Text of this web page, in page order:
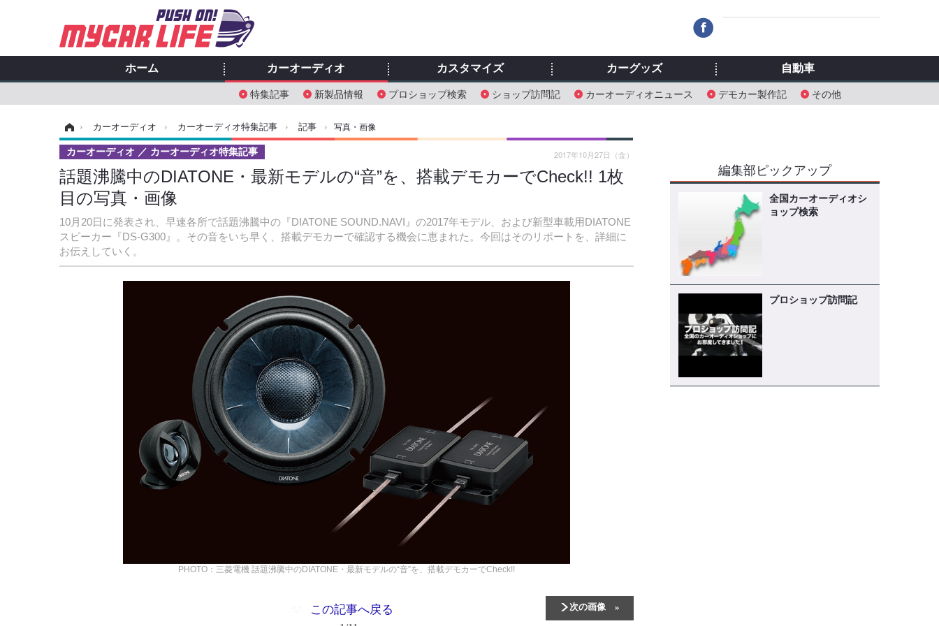
ホーム カーオーディオ
特集記事 新製品情報 プロショップ検索 ショップ訪問記 カーオーディオニュース デモカー製作記 その他
カスタマイズ カーグッズ 自動車
› カーオーディオ › カーオーディオ特集記事 › 記事 › 写真・画像
話題沸騰中のDIATONE・最新モデルの“音”を、搭載デモカーでCheck!! 1枚
目の写真・画像
10月20日に発表され、早速各所で話題沸騰中の『DIATONE SOUND.NAVI』の2017年モデル、および新型車載用DIATONE
スピーカー『DS-G300』。その音をいち早く、搭載デモカーで確認する機会に恵まれた。今回はそのリポートを、詳細に
お伝えしていく。
カーオーディオ カーオーディオ特集記事 2017年10月27日（金）
PHOTO：三菱電機 話題沸騰中のDIATONE・最新モデルの“音”を、搭載デモカーでCheck!!
次の画像
この記事へ戻る
編集部ピックアップ
全国カーオーディオシ
ョップ検索
プロショップ訪問記